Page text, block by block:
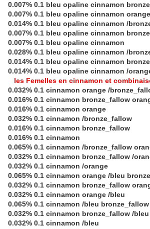
0.007% 0.1 bleu opaline cinnamon
0.007% 0.1 bleu opaline cinnamon orange
0.014% 0.1 bleu opaline cinnamon /
0.007% 0.1 bleu opaline cinnamon
0.007% 0.1 bleu opaline cinnamon
0.028% 0.1 bleu opaline cinnamon /
0.014% 0.1 bleu opaline cinnamon
0.014% 0.1 bleu opaline cinnamon /
les Femelles en cinnamon et
0.032% 0.1 cinnamon orange /
0.016% 0.1 cinnamon bronze_fallow
0.016% 0.1 cinnamon orange
0.032% 0.1 cinnamon /bronze_fallow
0.016% 0.1 cinnamon bronze_fallow
0.016% 0.1 cinnamon
0.065% 0.1 cinnamon /bronze_fallow
0.032% 0.1 cinnamon bronze_fallow /
0.032% 0.1 cinnamon /orange
0.065% 0.1 cinnamon orange /bleu
0.032% 0.1 cinnamon bronze_fallow
0.032% 0.1 cinnamon orange /bleu
0.065% 0.1 cinnamon /bleu bronze_fallow
0.032% 0.1 cinnamon bronze_fallow /bleu
0.032% 0.1 cinnamon /bleu